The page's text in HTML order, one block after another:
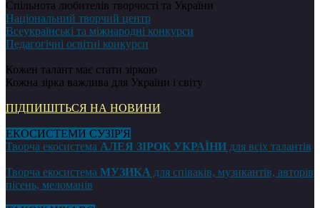
Спільнота любителів творчості та України
Національний творчий центр
Всеукраїнські та міжнародні конкурси
Педагогічні освітні конкурси
Кожен талант має стати зіркою
Кожна зірка важлива для України і світу
ПІДПИШІТЬСЯ НА НОВИНИ
ЕКОСИСТЕМИ СУЗІР'Я
Творча екосистема АЛЕЯ ЗІРОК УКРАЇНИ для всіх талантів
Творча екосистема МУЗИКА для співаків, музикантів, авторів
пісень, меломанів